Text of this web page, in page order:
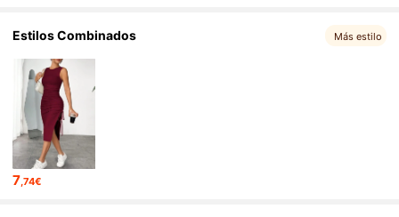
Estilos Combinados Más estilo
7 ,74€